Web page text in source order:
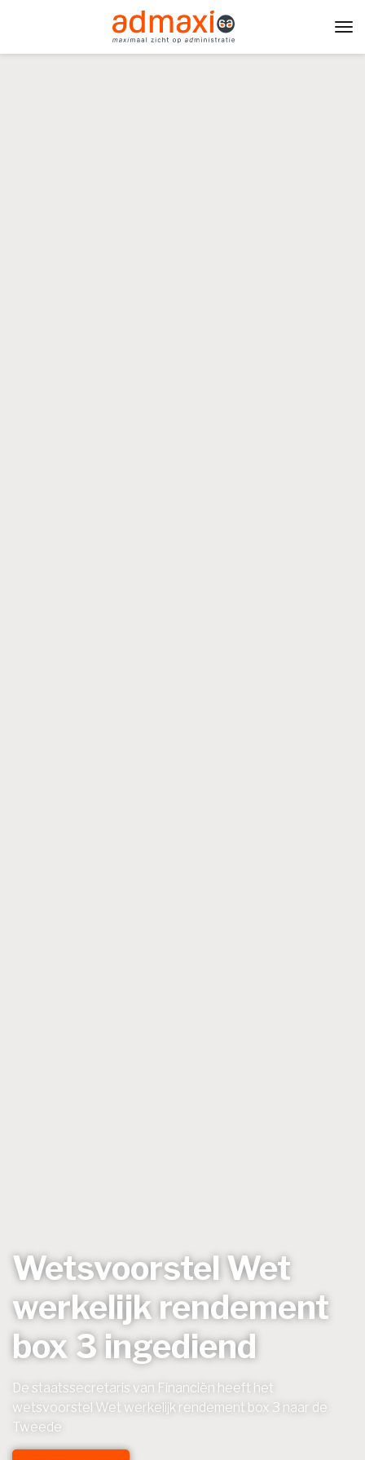
Wetsvoorstel Wet
werkelijk rendement
box 3 ingediend
De staatssecretaris van Financiën heeft het
wetsvoorstel Wet werkelijk rendement box 3 naar de
Tweede